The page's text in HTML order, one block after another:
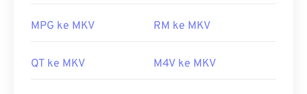
MPG ke MKV RM ke MKV
QT ke MKV M4V ke MKV